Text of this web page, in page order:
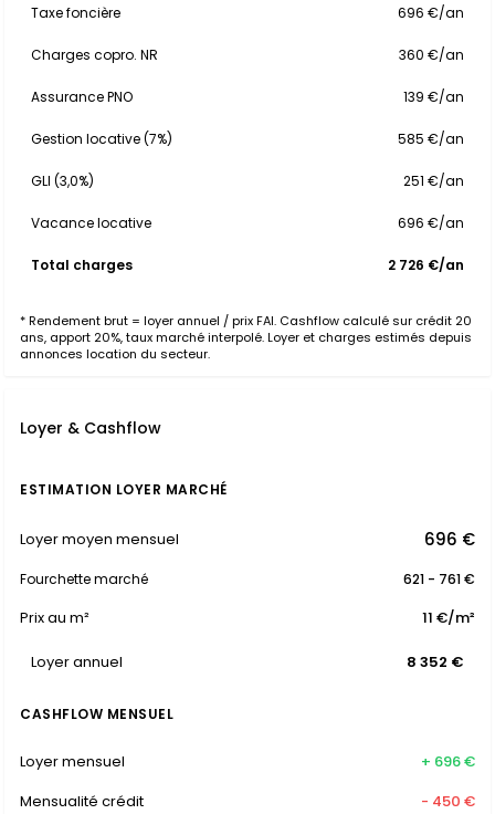
Taxe foncière 696 €/an
Charges copro. NR 360 €/an
Assurance PNO 139 €/an
Gestion locative (7%) 585 €/an
GLI (3,0%) 251 €/an
Vacance locative 696 €/an
Total charges 2 726 €/an
* Rendement brut = loyer annuel / prix FAI. Cashflow calculé sur crédit 20
ans, apport 20%, taux marché interpolé. Loyer et charges estimés depuis
annonces location du secteur.
Loyer & Cashflow
ESTIMATION LOYER MARCHÉ
Loyer moyen mensuel 696 €
Fourchette marché 621 - 761 €
Prix au m² 11 €/m²
Loyer annuel 8 352 €
CASHFLOW MENSUEL
Loyer mensuel
+ 696 €
Mensualité crédit
- 450 €